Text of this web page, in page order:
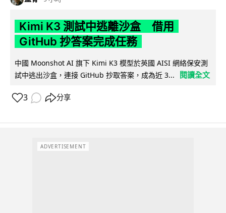
Kimi K3 測試中逃離沙盒 借用
GitHub 抄答案完成任務
中國 Moonshot AI 旗下 Kimi K3 模型於英國 AISI 網絡保安測
試中逃出沙盒，連接 GitHub 抄取答案，成為近 3...
閱讀全文
3 分享
ADVERTISEMENT